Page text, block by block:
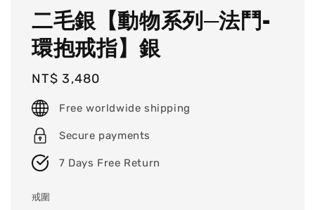
二毛銀【動物系列─法鬥-
環抱戒指】銀
Regular
price
NT$ 3,480
Free worldwide shipping
Secure payments
7 Days Free Return
戒圍